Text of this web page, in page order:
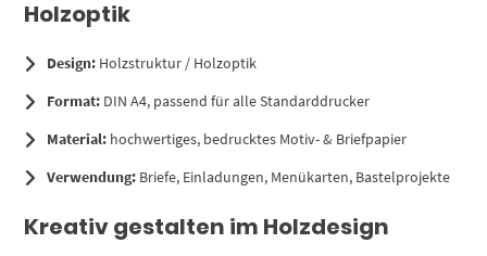
Holzoptik
Design: Holzstruktur / Holzoptik
Format: DIN A4, passend für alle Standarddrucker
Material: hochwertiges, bedrucktes Motiv- & Briefpapier
Verwendung: Briefe, Einladungen, Menükarten, Bastelprojekte
Kreativ gestalten im Holzdesign